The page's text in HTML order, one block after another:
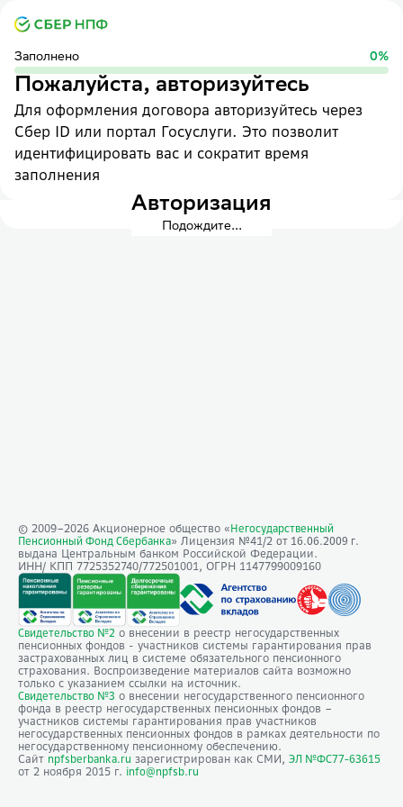
Заполнено 0%
Пожалуйста, авторизуйтесь
Для оформления договора авторизуйтесь через
Сбер ID или портал Госуслуги. Это позволит
идентифицировать вас и сократит время
заполнения
Авторизация
Подождите...
© 2009–2026 Акционерное общество « Негосударственный
Пенсионный Фонд Сбербанка» Лицензия №41/2 от 16.06.2009 г.
выдана Центральным банком Российской Федерации.
ИНН/ КПП 7725352740/772501001, ОГРН 1147799009160
Свидетельство №2 о внесении в реестр негосударственных
пенсионных фондов - участников системы гарантирования прав
застрахованных лиц в системе обязательного пенсионного
страхования. Воспроизведение материалов сайта возможно
только с указанием ссылки на источник.
Свидетельство №3 о внесении негосударственного пенсионного
фонда в реестр негосударственных пенсионных фондов –
участников системы гарантирования прав участников
негосударственных пенсионных фондов в рамках деятельности по
негосударственному пенсионному обеспечению.
Сайт npfsberbanka.ru зарегистрирован как СМИ, ЭЛ №ФС77-63615
от 2 ноября 2015 г. info@npfsb.ru